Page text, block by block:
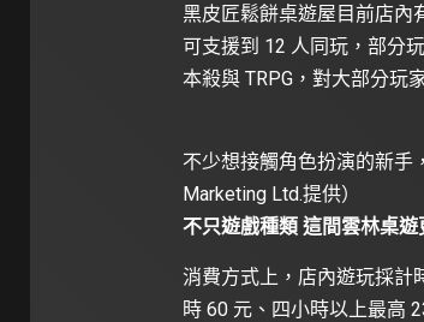
黑皮匠鬆餅桌遊屋目前店內
可支援到 12 人同玩，部分
本殺與 TRPG，對大部分玩
不少想接觸角色扮演的新手
Marketing Ltd.提供）
不只遊戲種類 這間雲林桌
消費方式上，店內遊玩採計
時 60 元、四小時以上最高